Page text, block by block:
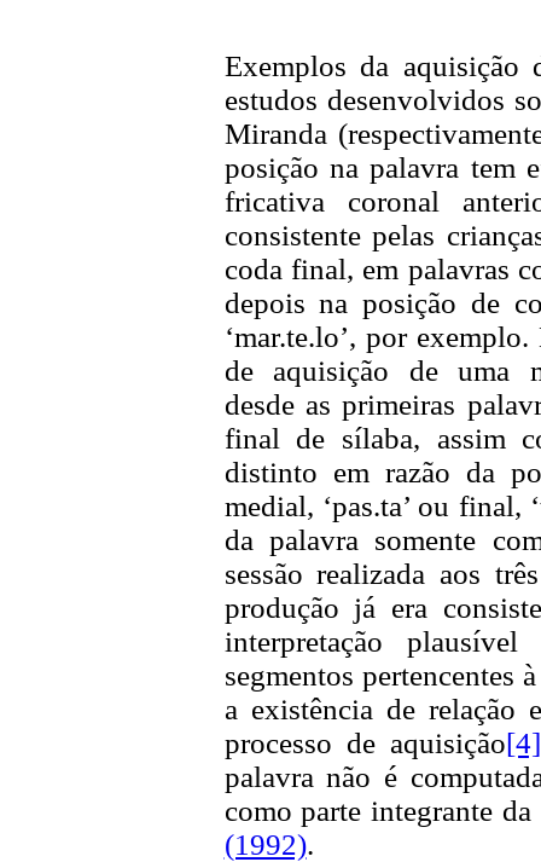
Exemplos da
estudos desenvolvidos
Miranda
posição na palavra tem
fricativa coronal
consistente pelas
coda final, em palavras
depois na posição de
‘mar.te.lo’, por
de aquisição de uma
desde as primeiras
final de sílaba, assim
distinto em razão da
medial, ‘pas.ta’ ou final,
da palavra somente
sessão realizada aos
produção já era
interpretação
segmentos pertencentes
a existência de relação
processo de aquisição[4]
palavra não é
como parte integrante
(1992).